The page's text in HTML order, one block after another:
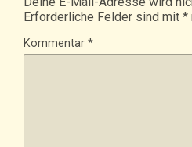
Erforderliche Felder sind mit *
Kommentar *